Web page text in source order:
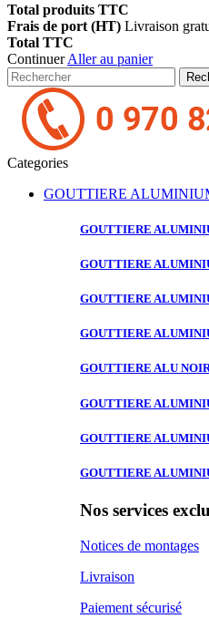
Total produits TTC
Frais de port (HT) Livraison
Total TTC
ContinuerAller au panier
Categories
GOUTTIERE
GOUTTIERE
GOUTTIERE
GOUTTIERE
GOUTTIERE
GOUTTIERE ALU
GOUTTIERE
GOUTTIERE
GOUTTIERE
Nos services
Notices de montages
Livraison
Paiement sécurisé